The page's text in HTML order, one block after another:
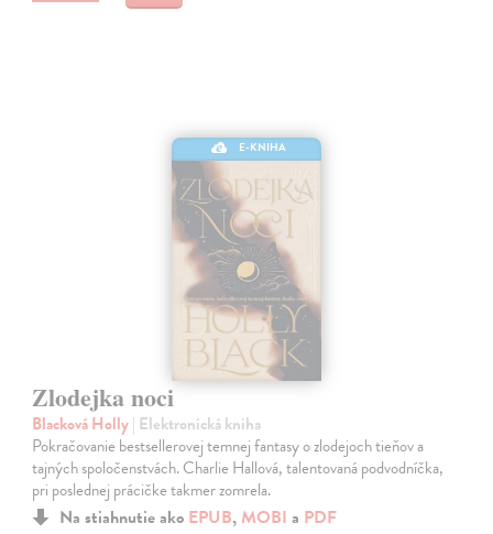
E-KNIHA
Zlodejka noci
Blacková Holly| Elektronická kniha
Pokračovanie bestsellerovej temnej fantasy o zlodejoch tieňov a
tajných spoločenstvách. Charlie Hallová, talentovaná podvodníčka,
pri poslednej prácičke takmer zomrela.
Na stiahnutie ako EPUB, MOBI a PDF